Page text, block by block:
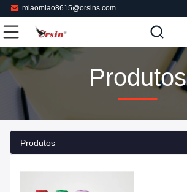
miaomiao8615@orsins.com
Produtos
Produtos